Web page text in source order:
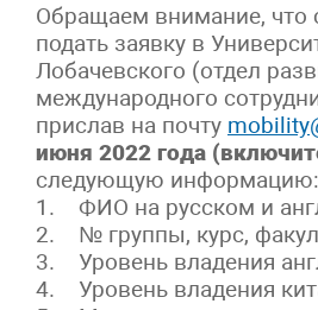
Обращаем внимание, что
подать заявку в
Лобачевского (отдел
международного
прислав на почту
июня 2022 года
следующую информацию:
1. ФИО на русском и
2. № группы, курс,
3. Уровень владения
4. Уровень владения